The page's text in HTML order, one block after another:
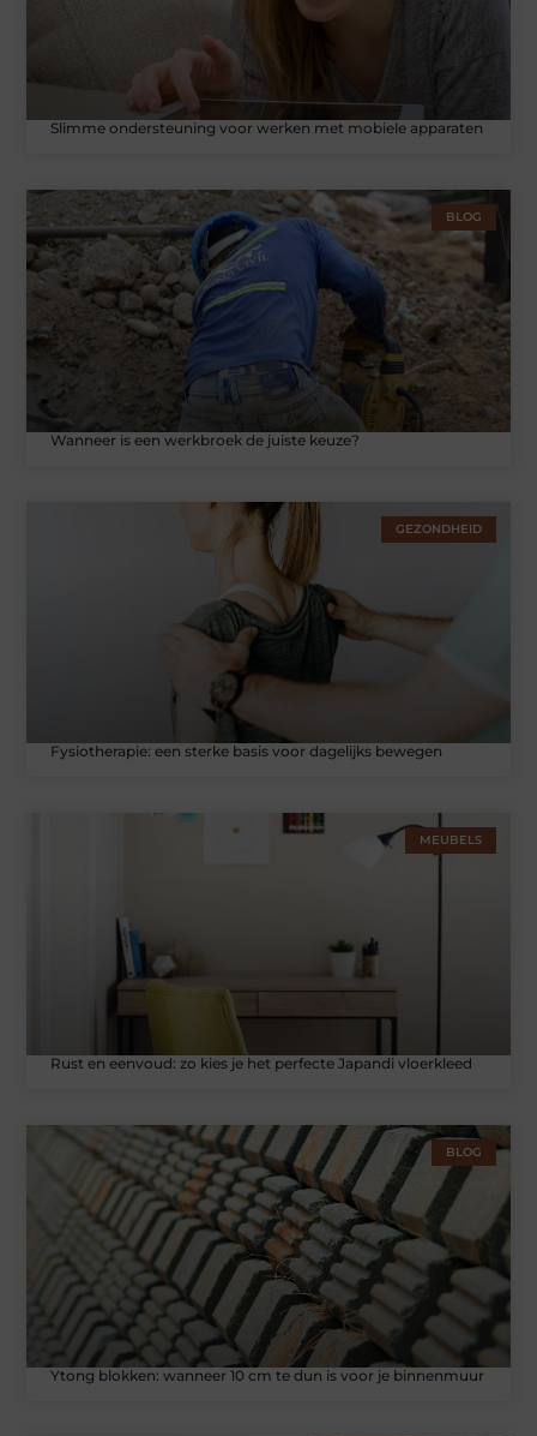
Slimme ondersteuning voor werken met mobiele apparaten
BLOG
Wanneer is een werkbroek de juiste keuze?
GEZONDHEID
Fysiotherapie: een sterke basis voor dagelijks bewegen
MEUBELS
Rust en eenvoud: zo kies je het perfecte Japandi vloerkleed
BLOG
Ytong blokken: wanneer 10 cm te dun is voor je binnenmuur